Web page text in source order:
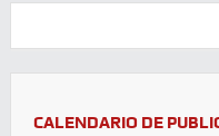
CALENDARIO DE